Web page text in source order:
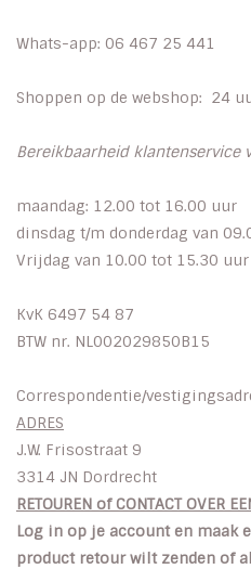
Fashion
ON THE BEACH
Charmin*s
Ohlala Jewels
INSPIRATIE
SALE
Whats-app: 06 467 25 441
Shoppen op de webshop: 24
Bereikbaarheid klantenservice
maandag: 12.00 tot 16.00 uur
dinsdag t/m donderdag van
Vrijdag van 10.00 tot 15.30 uur
KvK 6497 54 87
BTW nr. NL002029850B15
Correspondentie/
ADRES
J.W. Frisostraat 9
3314 JN Dordrecht
RETOUREN of CONTACT OVER
Log in op je account en maak
product retour wilt zenden of